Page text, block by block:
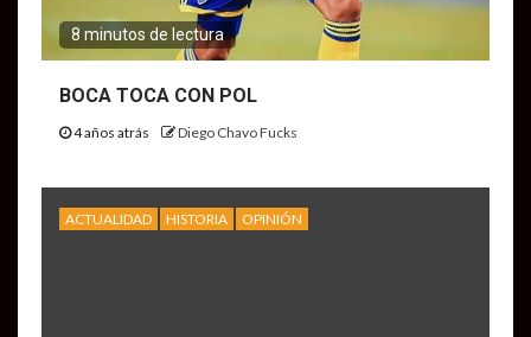
8 minutos de lectura
BOCA TOCA CON POL
4 años atrás Diego Chavo Fucks
ACTUALIDAD HISTORIA OPINIÓN